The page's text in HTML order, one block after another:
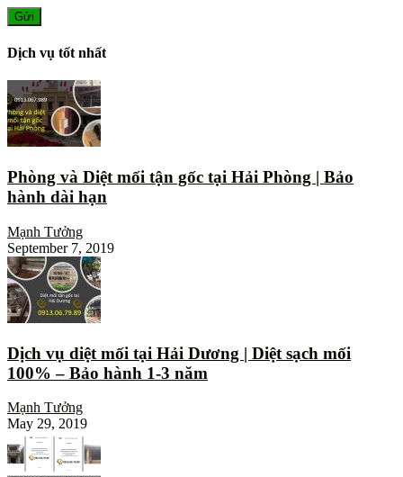
Dịch vụ tốt nhất
Phòng và Diệt mối tận gốc tại Hải Phòng | Bảo
hành dài hạn
Mạnh Tưởng
September 7, 2019
Dịch vụ diệt mối tại Hải Dương | Diệt sạch mối
100% – Bảo hành 1-3 năm
Mạnh Tưởng
May 29, 2019